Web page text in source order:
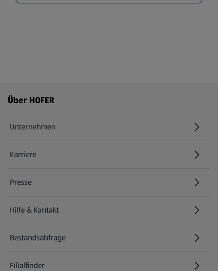
Fußzeilenmenü - weitere Links
Über HOFER
Unternehmen
Karriere
(öffnet in einem neuen Tab)
Presse
Hilfe & Kontakt
(öffnet in einem neuen Tab)
Bestandsabfrage
(öffnet in einem neuen Tab)
Filialfinder